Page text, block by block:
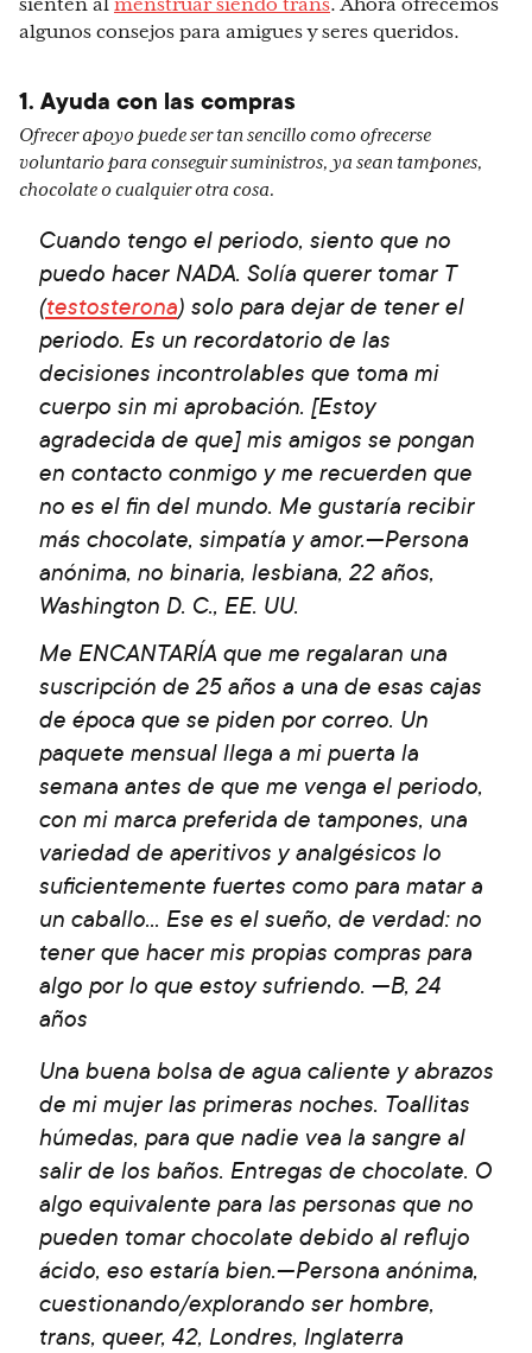
sienten al menstruar siendo trans. Ahora ofrecemos
algunos consejos para amigues y seres queridos.
1. Ayuda con las compras
Ofrecer apoyo puede ser tan sencillo como ofrecerse
voluntario para conseguir suministros, ya sean tampones,
chocolate o cualquier otra cosa.
Cuando tengo el periodo, siento que no
puedo hacer NADA. Solía querer tomar T
(testosterona) solo para dejar de tener el
periodo. Es un recordatorio de las
decisiones incontrolables que toma mi
cuerpo sin mi aprobación. [Estoy
agradecida de que] mis amigos se pongan
en contacto conmigo y me recuerden que
no es el fin del mundo. Me gustaría recibir
más chocolate, simpatía y amor.—Persona
anónima, no binaria, lesbiana, 22 años,
Washington D. C., EE. UU.
Me ENCANTARÍA que me regalaran una
suscripción de 25 años a una de esas cajas
de época que se piden por correo. Un
paquete mensual llega a mi puerta la
semana antes de que me venga el periodo,
con mi marca preferida de tampones, una
variedad de aperitivos y analgésicos lo
suficientemente fuertes como para matar a
un caballo... Ese es el sueño, de verdad: no
tener que hacer mis propias compras para
algo por lo que estoy sufriendo. —B, 24
años
Una buena bolsa de agua caliente y abrazos
de mi mujer las primeras noches. Toallitas
húmedas, para que nadie vea la sangre al
salir de los baños. Entregas de chocolate. O
algo equivalente para las personas que no
pueden tomar chocolate debido al reflujo
ácido, eso estaría bien.—Persona anónima,
cuestionando/explorando ser hombre,
trans, queer, 42, Londres, Inglaterra